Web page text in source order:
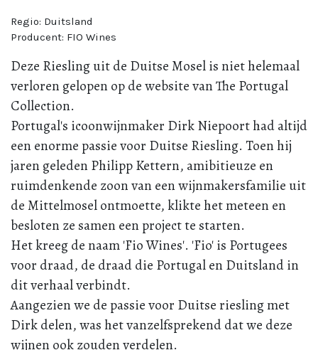
Regio: Duitsland
Producent: FIO Wines
Deze Riesling uit de Duitse Mosel is niet helemaal
verloren gelopen op de website van The Portugal
Collection.
Portugal's icoonwijnmaker Dirk Niepoort had altijd
een enorme passie voor Duitse Riesling. Toen hij
jaren geleden Philipp Kettern, amibitieuze en
ruimdenkende zoon van een wijnmakersfamilie uit
de Mittelmosel ontmoette, klikte het meteen en
besloten ze samen een project te starten.
Het kreeg de naam 'Fio Wines'. 'Fio' is Portugees
voor draad, de draad die Portugal en Duitsland in
dit verhaal verbindt.
Aangezien we de passie voor Duitse riesling met
Dirk delen, was het vanzelfsprekend dat we deze
wijnen ook zouden verdelen.